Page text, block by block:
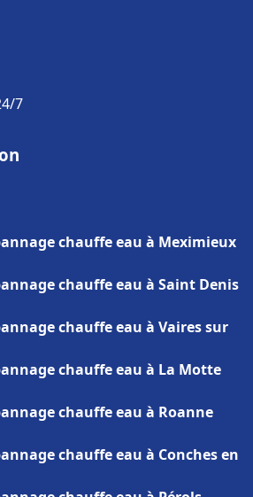
7
chauffe eau à Meximieux
chauffe eau à Saint Denis
chauffe eau à Vaires sur
chauffe eau à La Motte
chauffe eau à Roanne
chauffe eau à Conches en